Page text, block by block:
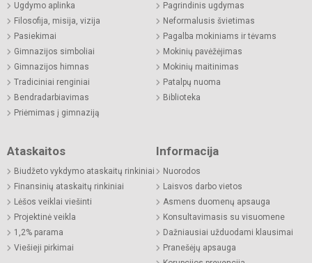
Ugdymo aplinka
Filosofija, misija, vizija
Pasiekimai
Gimnazijos simboliai
Gimnazijos himnas
Tradiciniai renginiai
Bendradarbiavimas
Priėmimas į gimnaziją
Pagrindinis ugdymas
Neformalusis švietimas
Pagalba mokiniams ir tėvams
Mokinių pavėžėjimas
Mokinių maitinimas
Patalpų nuoma
Biblioteka
Ataskaitos
Biudžeto vykdymo ataskaitų rinkiniai
Finansinių ataskaitų rinkiniai
Lėšos veiklai viešinti
Projektinė veikla
1,2% parama
Viešieji pirkimai
Informacija
Nuorodos
Laisvos darbo vietos
Asmens duomenų apsauga
Konsultavimasis su visuomene
Dažniausiai užduodami klausimai
Pranešėjų apsauga